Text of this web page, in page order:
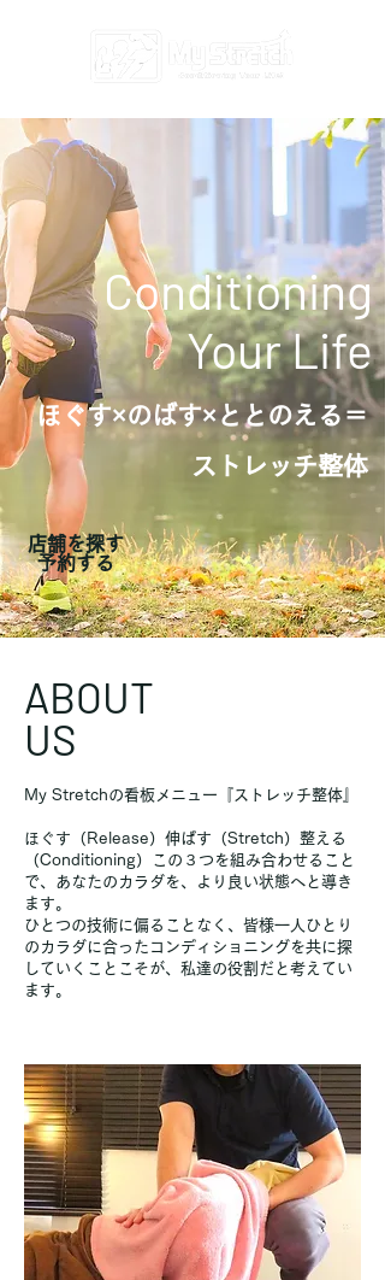
Conditioning
​Your Life
ほぐす×のばす×ととのえる＝
ストレッチ整体
​店舗を探す
​予約する
ABOUT
US
My Stretchの看板メニュー『ストレッチ整体』
ほぐす（Release）伸ばす（Stretch）整える
（Conditioning）この３つを組み合わせること
で、あなたのカラダを、より良い状態へと導き
ます。
ひとつの技術に偏ることなく、皆様一人ひとり
のカラダに合ったコンディショニングを共に探
していくことこそが、私達の役割だと考えてい
ます。